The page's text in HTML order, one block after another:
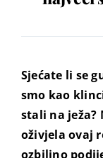
Sjećate li se
smo kao
stali na ježa?
oživjela ovaj
ozbiljno